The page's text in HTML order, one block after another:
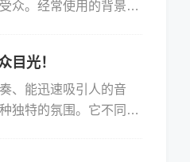
众。经常使用的背景音
目光！
、能迅速吸引人的音
独特的氛围。它不同于